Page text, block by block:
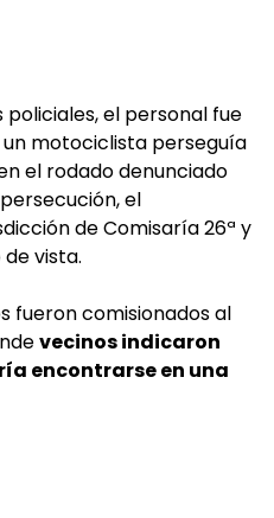
el personal fue
motociclista perseguía
el rodado denunciado
el
de Comisaría 26ª y
vista.
fueron comisionados al
vecinos indicaron
encontrarse en una